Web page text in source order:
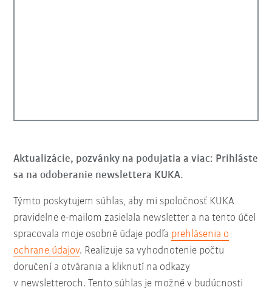
Aktualizácie, pozvánky na podujatia a viac: Prihláste
sa na odoberanie newslettera KUKA.
Týmto poskytujem súhlas, aby mi spoločnosť KUKA
pravidelne e-mailom zasielala newsletter a na tento účel
spracovala moje osobné údaje podľa prehlásenia o
ochrane údajov. Realizuje sa vyhodnotenie počtu
doručení a otvárania a kliknutí na odkazy
v newsletteroch. Tento súhlas je možné v budúcnosti